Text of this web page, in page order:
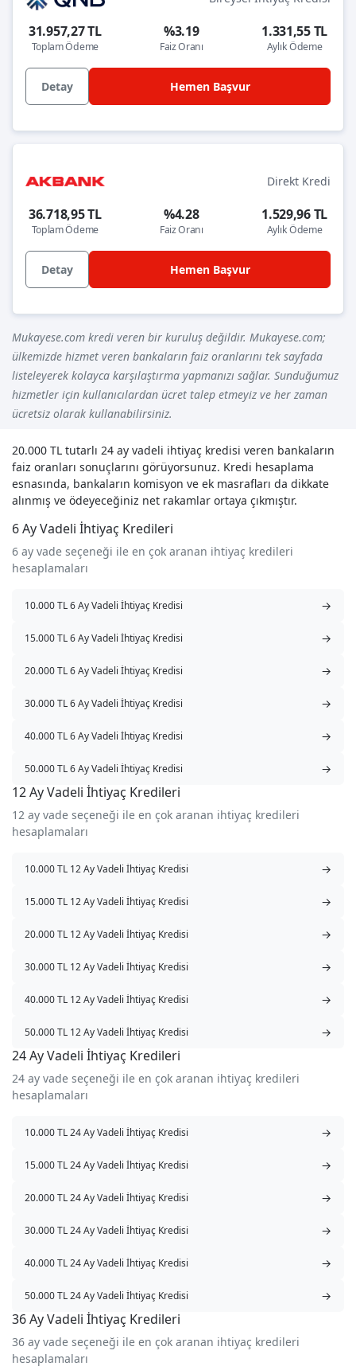
31.957,27 TL
Toplam Ödeme
%3.19
Faiz Oranı
1.331,55 TL
Aylık Ödeme
Detay Hemen Başvur
Direkt Kredi
36.718,95 TL
Toplam Ödeme
%4.28
Faiz Oranı
1.529,96 TL
Aylık Ödeme
Detay Hemen Başvur
Mukayese.com kredi veren bir kuruluş değildir. Mukayese.com;
ülkemizde hizmet veren bankaların faiz oranlarını tek sayfada
listeleyerek kolayca karşılaştırma yapmanızı sağlar. Sunduğumuz
hizmetler için kullanıcılardan ücret talep etmeyiz ve her zaman
ücretsiz olarak kullanabilirsiniz.
20.000 TL tutarlı 24 ay vadeli ihtiyaç kredisi veren bankaların
faiz oranları sonuçlarını görüyorsunuz. Kredi hesaplama
esnasında, bankaların komisyon ve ek masrafları da dikkate
alınmış ve ödeyeceğiniz net rakamlar ortaya çıkmıştır.
6 Ay Vadeli İhtiyaç Kredileri
6 ay vade seçeneği ile en çok aranan ihtiyaç kredileri
hesaplamaları
10.000 TL 6 Ay Vadeli İhtiyaç Kredisi →
15.000 TL 6 Ay Vadeli İhtiyaç Kredisi →
20.000 TL 6 Ay Vadeli İhtiyaç Kredisi →
30.000 TL 6 Ay Vadeli İhtiyaç Kredisi →
40.000 TL 6 Ay Vadeli İhtiyaç Kredisi →
50.000 TL 6 Ay Vadeli İhtiyaç Kredisi →
12 Ay Vadeli İhtiyaç Kredileri
12 ay vade seçeneği ile en çok aranan ihtiyaç kredileri
hesaplamaları
10.000 TL 12 Ay Vadeli İhtiyaç Kredisi →
15.000 TL 12 Ay Vadeli İhtiyaç Kredisi →
20.000 TL 12 Ay Vadeli İhtiyaç Kredisi →
30.000 TL 12 Ay Vadeli İhtiyaç Kredisi →
40.000 TL 12 Ay Vadeli İhtiyaç Kredisi →
50.000 TL 12 Ay Vadeli İhtiyaç Kredisi →
24 Ay Vadeli İhtiyaç Kredileri
24 ay vade seçeneği ile en çok aranan ihtiyaç kredileri
hesaplamaları
10.000 TL 24 Ay Vadeli İhtiyaç Kredisi →
15.000 TL 24 Ay Vadeli İhtiyaç Kredisi →
20.000 TL 24 Ay Vadeli İhtiyaç Kredisi →
30.000 TL 24 Ay Vadeli İhtiyaç Kredisi →
40.000 TL 24 Ay Vadeli İhtiyaç Kredisi →
50.000 TL 24 Ay Vadeli İhtiyaç Kredisi →
36 Ay Vadeli İhtiyaç Kredileri
36 ay vade seçeneği ile en çok aranan ihtiyaç kredileri
hesaplamaları